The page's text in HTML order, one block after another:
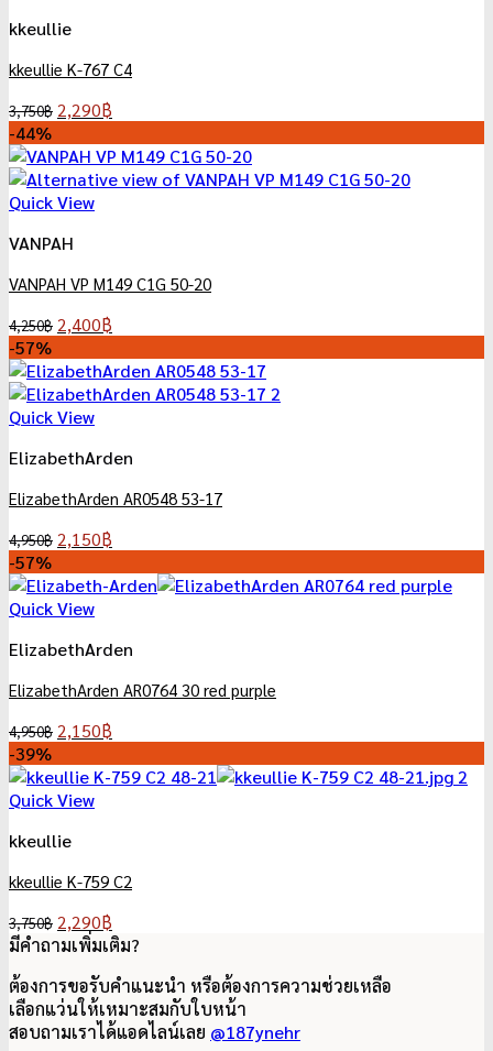
kkeullie
kkeullie K-767 C4
3,750฿ Original
was:
3,750฿.
2,290฿
is:
2,290฿.
-44%
Quick View
VANPAH
VANPAH VP M149 C1G 50-20
4,250฿ Original
was:
4,250฿.
2,400฿
is:
2,400฿.
-57%
Quick View
ElizabethArden
ElizabethArden AR0548 53-17
4,950฿ Original
was:
4,950฿.
2,150฿
is:
-57%
Quick View
ElizabethArden
ElizabethArden AR0764 30 red purple
4,950฿ Original
was:
4,950฿.
2,150฿
is:
-39%
Quick View
kkeullie
kkeullie K-759 C2
3,750฿ Original
price
3,750฿.
2,290฿
price
2,290฿.
มีคำถามเพิ่มเติม?
ต้องการขอรับคำแนะนำ หรือต้องการความช่วยเหลือ
เลือกแว่นให้เหมาะสมกับใบหน้า
สอบถามเราได้แอดไลน์เลย @187ynehr